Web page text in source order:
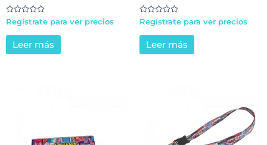
Valorado
en
0
de
Regístrate para ver precios
Leer más
Valorado
en
0
de
Regístrate para ver precios
Leer más